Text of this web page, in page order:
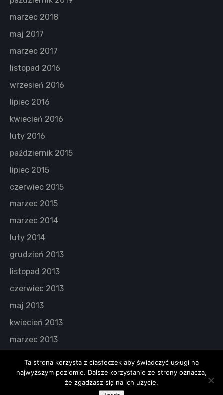
marzec 2018
maj 2017
marzec 2017
listopad 2016
wrzesień 2016
lipiec 2016
kwiecień 2016
luty 2016
październik 2015
lipiec 2015
czerwiec 2015
marzec 2015
marzec 2014
luty 2014
grudzień 2013
listopad 2013
czerwiec 2013
maj 2013
kwiecień 2013
marzec 2013
Ta strona korzysta z ciasteczek aby świadczyć usługi na
najwyższym poziomie. Dalsze korzystanie ze strony oznacza,
że zgadzasz się na ich użycie.